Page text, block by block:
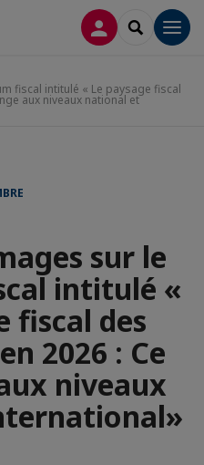
CONNEXION
fiscal intitulé « Le paysage fiscal
aux niveaux national et
sur le
intitulé «
fiscal des
2026 : Ce
niveaux